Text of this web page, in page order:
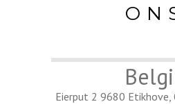
Eierput 2 9680 Etikhove,